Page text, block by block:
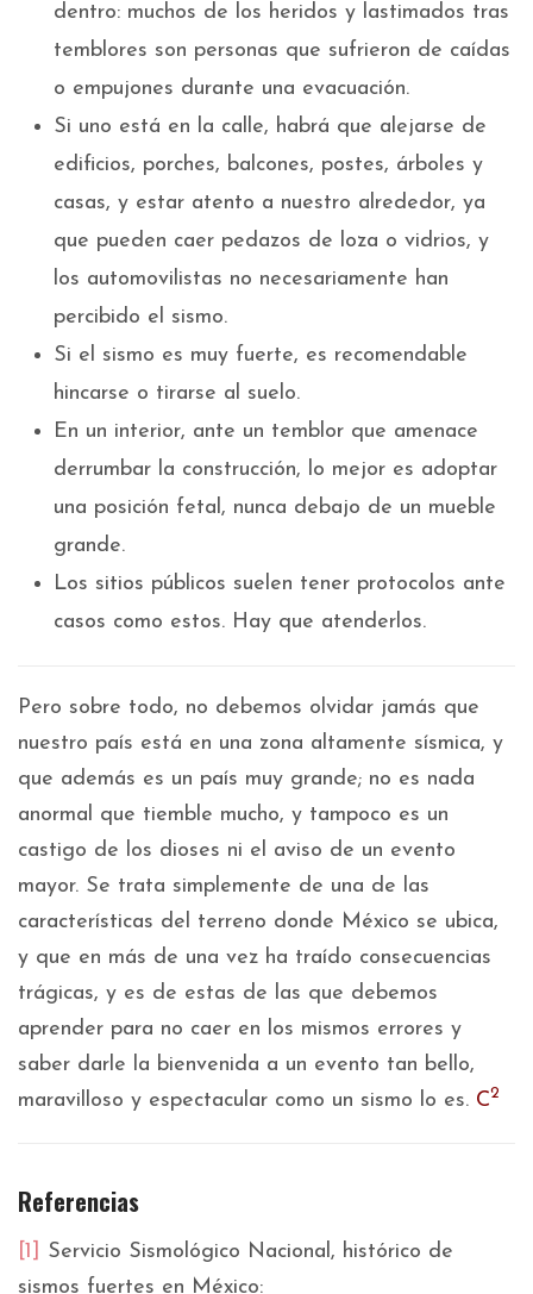
dentro: muchos de los heridos y lastimados tras
temblores son personas que sufrieron de caídas
o empujones durante una evacuación.
Si uno está en la calle, habrá que alejarse de
edificios, porches, balcones, postes, árboles y
casas, y estar atento a nuestro alrededor, ya
que pueden caer pedazos de loza o vidrios, y
los automovilistas no necesariamente han
percibido el sismo.
Si el sismo es muy fuerte, es recomendable
hincarse o tirarse al suelo.
En un interior, ante un temblor que amenace
derrumbar la construcción, lo mejor es adoptar
una posición fetal, nunca debajo de un mueble
grande.
Los sitios públicos suelen tener protocolos ante
casos como estos. Hay que atenderlos.
Pero sobre todo, no debemos olvidar jamás que
nuestro país está en una zona altamente sísmica, y
que además es un país muy grande; no es nada
anormal que tiemble mucho, y tampoco es un
castigo de los dioses ni el aviso de un evento
mayor. Se trata simplemente de una de las
características del terreno donde México se ubica,
y que en más de una vez ha traído consecuencias
trágicas, y es de estas de las que debemos
aprender para no caer en los mismos errores y
saber darle la bienvenida a un evento tan bello,
maravilloso y espectacular como un sismo lo es. C2
Referencias
[1]
Servicio Sismológico Nacional, histórico de
sismos fuertes en México: